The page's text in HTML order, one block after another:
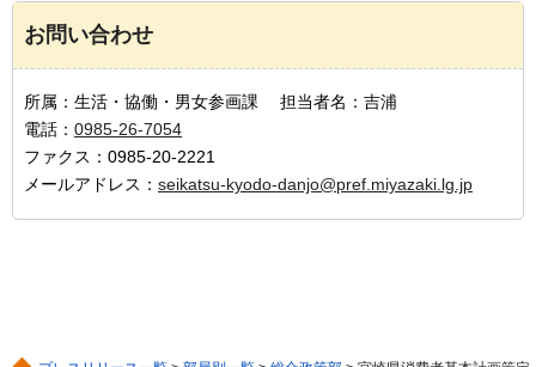
お問い合わせ
所属：生活・協働・男女参画課 担当者名：吉浦
電話： 0985-26-7054
ファクス：0985-20-2221
メールアドレス： seikatsu-kyodo-danjo@pref.miyazaki.lg.jp